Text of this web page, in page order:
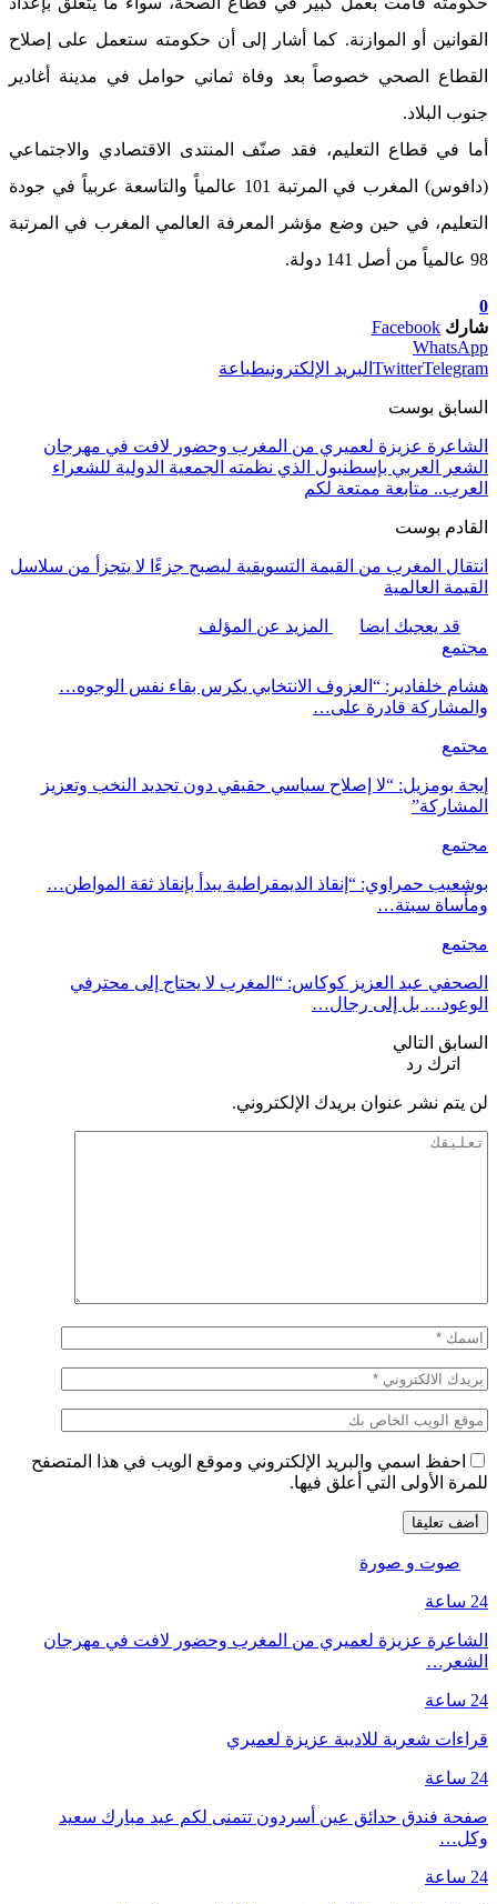
القوانين أو الموازنة. كما أشار إلى أن حكومته ستعمل على إصلاح
القطاع الصحي خصوصاً بعد وفاة ثماني حوامل في مدينة أغادير
جنوب البلاد.
أما في قطاع التعليم، فقد صنّف المنتدى الاقتصادي والاجتماعي
(دافوس) المغرب في المرتبة 101 عالمياً والتاسعة عربياً في جودة
التعليم، في حين وضع مؤشر المعرفة العالمي المغرب في المرتبة
98 عالمياً من أصل 141 دولة.
0
شارك Facebook
WhatsApp
TwitterTelegram البريد الإلكترونيطباعة
السابق بوست
الشاعرة عزيزة لعميري من المغرب وحضور لافت في مهرجان
الشعر العربي بإسطنبول الذي نظمته الجمعية الدولية للشعراء
العرب.. متابعة ممتعة لكم
القادم بوست
انتقال المغرب من القيمة التسويقية ليصبح جزءًا لا يتجزأ من سلاسل
القيمة العالمية
قد يعجبك ايضا
المزيد عن المؤلف
مجتمع
هشام خلفادير: “العزوف الانتخابي يكرس بقاء نفس الوجوه…
والمشاركة قادرة على…
مجتمع
إيجة بومزيل: “لا إصلاح سياسي حقيقي دون تجديد النخب وتعزيز
المشاركة”
مجتمع
بوشعيب حمراوي: “إنقاذ الديمقراطية يبدأ بإنقاذ ثقة المواطن…
ومأساة سبتة…
مجتمع
الصحفي عبد العزيز كوكاس: “المغرب لا يحتاج إلى محترفي
الوعود… بل إلى رجال…
السابق التالي
اترك رد
لن يتم نشر عنوان بريدك الإلكتروني.
احفظ اسمي والبريد الإلكتروني وموقع الويب في هذا المتصفح
للمرة الأولى التي أعلق فيها.
صوت و صورة
24 ساعة
الشاعرة عزيزة لعميري من المغرب وحضور لافت في مهرجان
الشعر…
24 ساعة
قراءات شعرية للاديبة عزيزة لعميري
24 ساعة
صفحة فندق حدائق عين أسردون تتمنى لكم عيد مبارك سعيد
وكل…
24 ساعة